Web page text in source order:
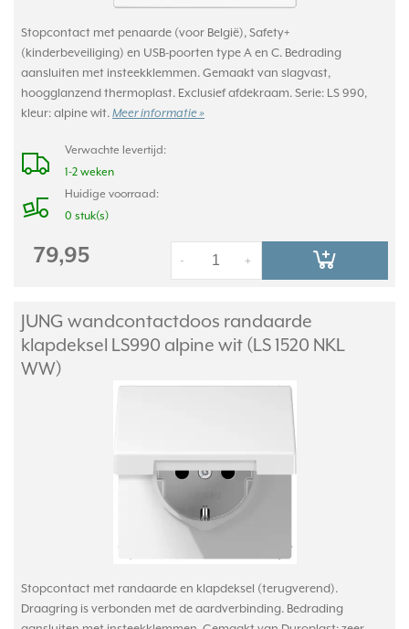
Stopcontact met penaarde (voor België), Safety+
(kinderbeveiliging) en USB-poorten type A en C. Bedrading
aansluiten met insteekklemmen. Gemaakt van slagvast,
hoogglanzend thermoplast. Exclusief afdekraam. Serie: LS 990,
kleur: alpine wit. Meer informatie »
Verwachte levertijd:
1-2 weken
Huidige voorraad:
0 stuk(s)
79,95 +
-
JUNG wandcontactdoos randaarde
klapdeksel LS990 alpine wit (LS 1520 NKL
WW)
Stopcontact met randaarde en klapdeksel (terugverend).
Draagring is verbonden met de aardverbinding. Bedrading